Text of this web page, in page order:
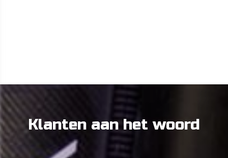
Klanten aan het woord